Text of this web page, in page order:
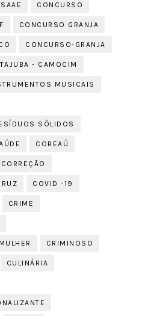
CONCURSO
CONCURSO GRANJA
CONCURSO-GRANJA
- CAMOCIM
MUSICAIS
SÓLIDOS
COREAÚ
CORREÇÃO
COVID -19
CRIME
CRIMINOSO
CULINÁRIA